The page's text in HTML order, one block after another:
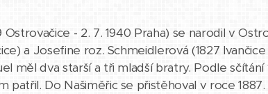
Ostrovačice - 2. 7. 1940 Praha) se narodil v
a Josefine roz. Schmeidlerová (1827
měl dva starší a tři mladší bratry. Podle
patřil. Do Našiměřic se přistěhoval v roce